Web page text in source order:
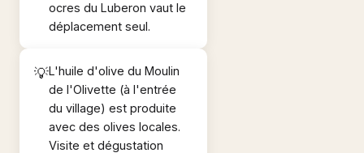
ocres du Luberon vaut le
déplacement seul.
L'huile d'olive du Moulin
de l'Olivette (à l'entrée
du village) est produite
avec des olives locales.
Visite et dégustation